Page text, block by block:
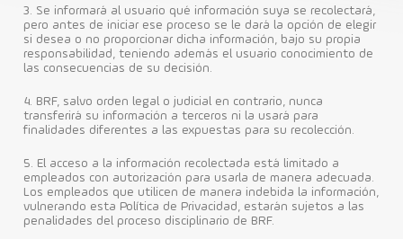
Contacto
3. Se informará al usuario qué información suya se recolectará,
pero antes de iniciar ese proceso se le dará la opción de elegir
si desea o no proporcionar dicha información, bajo su propia
responsabilidad, teniendo además el usuario conocimiento de
las consecuencias de su decisión.
4. BRF, salvo orden legal o judicial en contrario, nunca
transferirá su información a terceros ni la usará para
finalidades diferentes a las expuestas para su recolección.
5. El acceso a la información recolectada está limitado a
empleados con autorización para usarla de manera adecuada.
Los empleados que utilicen de manera indebida la información,
vulnerando esta Política de Privacidad, estarán sujetos a las
penalidades del proceso disciplinario de BRF.